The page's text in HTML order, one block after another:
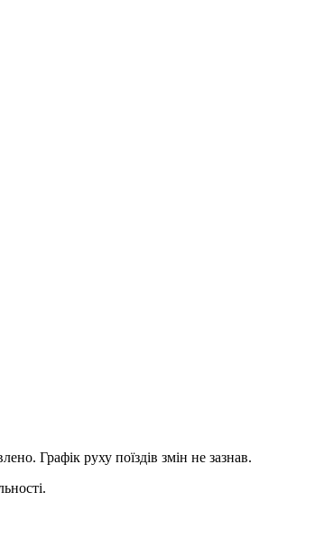
Графік руху поїздів змін не зазнав.